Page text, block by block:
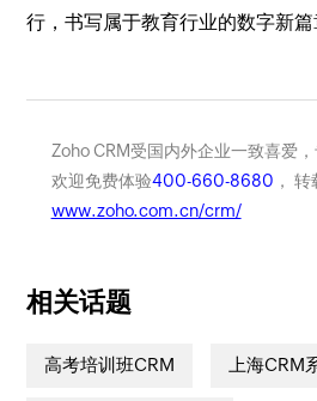
行，书写属于教育行业的数字新篇
Zoho CRM受国内外企业一致喜爱
欢迎免费体验400-660-8680 ，
www.zoho.com.cn/crm/
相关话题
高考培训班CRM 上海CRM